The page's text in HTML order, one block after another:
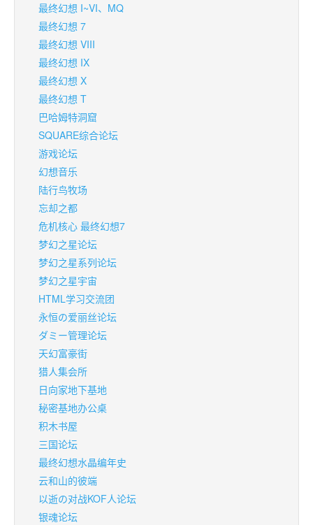
最终幻想 I~VI、MQ
最终幻想 7
最终幻想 VIII
最终幻想 IX
最终幻想 X
最终幻想 T
巴哈姆特洞窟
SQUARE综合论坛
游戏论坛
幻想音乐
陆行鸟牧场
忘却之都
危机核心 最终幻想7
梦幻之星论坛
梦幻之星系列论坛
梦幻之星宇宙
HTML学习交流团
永恒の爱丽丝论坛
ダミー管理论坛
天幻富豪街
猎人集会所
日向家地下基地
秘密基地办公桌
积木书屋
三国论坛
最终幻想水晶编年史
云和山的彼端
以逝の对战KOF人论坛
银魂论坛